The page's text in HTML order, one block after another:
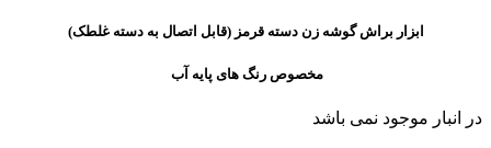
ابزار براش گوشه زن دسته قرمز (قابل اتصال به دسته غلطک)
مخصوص رنگ‌ های پایه آب
در انبار موجود نمی باشد